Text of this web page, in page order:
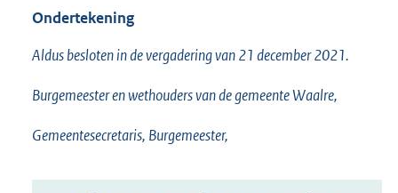
Ondertekening
Aldus besloten in de vergadering van 21 december 2021.
Burgemeester en wethouders van de gemeente Waalre,
Gemeentesecretaris, Burgemeester,